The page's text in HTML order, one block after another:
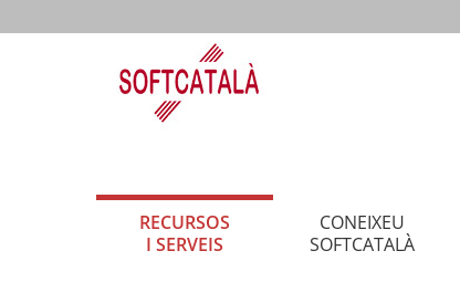
RECURSOS
I SERVEIS
CONEIXEU
SOFTCATALÀ